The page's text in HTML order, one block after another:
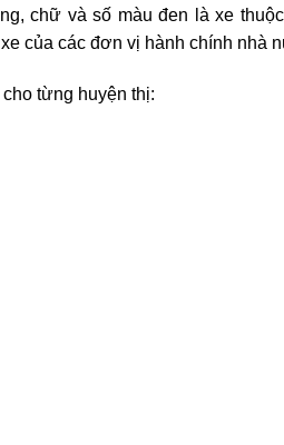
chữ và số màu đen là xe
của các đơn vị hành chính nhà
từng huyện thị: